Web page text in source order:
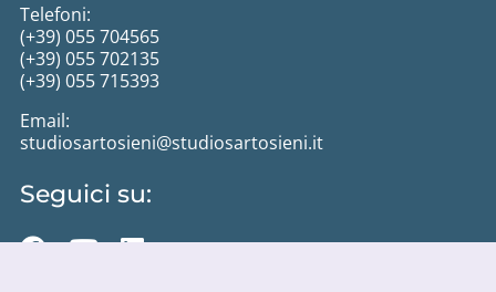
Telefoni:
(+39) 055 704565
(+39) 055 702135
(+39) 055 715393
Email:
studiosartosieni@studiosartosieni.it
Seguici su: